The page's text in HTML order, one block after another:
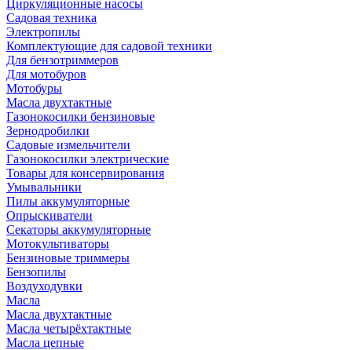
Циркуляционные насосы
Садовая техника
Электропилы
Комплектующие для садовой техники
Для бензотриммеров
Для мотобуров
Мотобуры
Масла двухтактные
Газонокосилки бензиновые
Зернодробилки
Садовые измельчители
Газонокосилки электрические
Товары для консервирования
Умывальники
Пилы аккумуляторные
Опрыскиватели
Секаторы аккумуляторные
Мотокультиваторы
Бензиновые триммеры
Бензопилы
Воздуходувки
Масла
Масла двухтактные
Масла четырёхтактные
Масла цепные